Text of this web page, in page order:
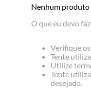
Nenhum
O que eu devo
Verifique
Tente
Utilize
Tente
desejado.